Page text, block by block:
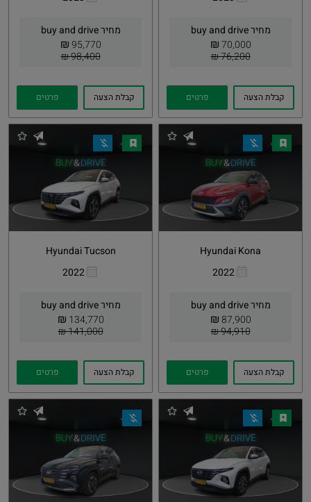
מחיר buy and drive
70,000
₪
76,200 ₪
קבלת הצעה פרטים
מחיר buy and drive
95,770
₪
98,400 ₪
קבלת הצעה פרטים
Hyundai Kona
2022
מחיר buy and drive
87,900
₪
94,910 ₪
Whatsapp
קבלת הצעה פרטים
Hyundai Tucson
2022
מחיר buy and drive
134,770
₪
141,000 ₪
Whatsapp
קבלת הצעה פרטים